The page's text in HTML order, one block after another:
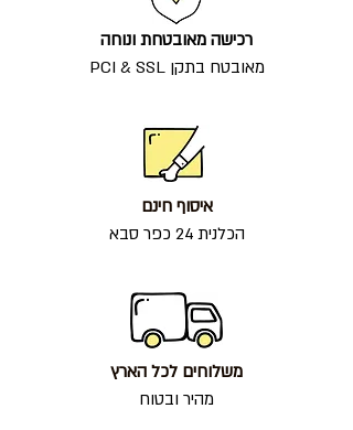
רכישה מאובטחת ונוחה
מאובטח בתקן PCI & SSL
איסוף חינם
הכלנית 24 כפר סבא
משלוחים לכל הארץ
מהיר ובטוח